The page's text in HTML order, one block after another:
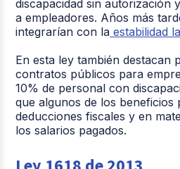
discapacidad sin autorización
a empleadores. Años más
integrarían con la estabilidad
En esta ley también destacan
contratos públicos para
10% de personal con
que algunos de los beneficios
deducciones fiscales y en
los salarios pagados.